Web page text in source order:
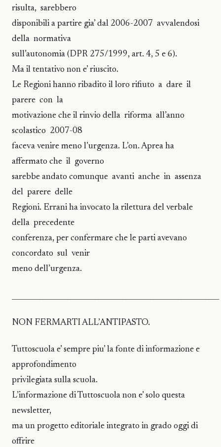
risulta, sarebbero
disponibili a partire gia’ dal 2006-2007 avvalendosi
della normativa
sull’autonomia (DPR 275/1999, art. 4, 5 e 6).
Ma il tentativo non e’ riuscito.
Le Regioni hanno ribadito il loro rifiuto a dare il
parere con la
motivazione che il rinvio della riforma all’anno
scolastico 2007-08
faceva venire meno l’urgenza. L’on. Aprea ha
affermato che il governo
sarebbe andato comunque avanti anche in assenza
del parere delle
Regioni. Errani ha invocato la rilettura del verbale
della precedente
conferenza, per confermare che le parti avevano
concordato sul venir
meno dell’urgenza.
NON FERMARTI ALL’ANTIPASTO.
Tuttoscuola e’ sempre piu’ la fonte di informazione e
approfondimento
privilegiata sulla scuola.
L’informazione di Tuttoscuola non e’ solo questa
newsletter,
ma un progetto editoriale integrato in grado oggi di
offrire